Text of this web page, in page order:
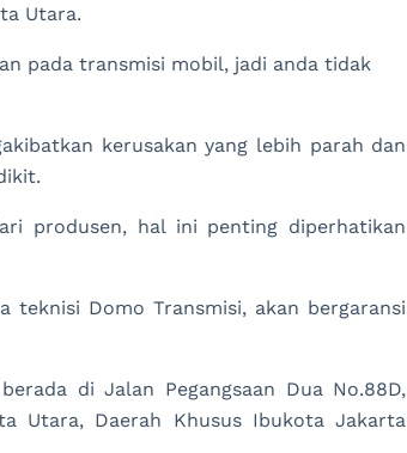
Utara.
pada transmisi mobil, jadi anda tidak
kerusakan yang lebih parah dan
produsen, hal ini penting diperhatikan
teknisi Domo Transmisi, akan bergaransi
di Jalan Pegangsaan Dua No.88D,
Utara, Daerah Khusus Ibukota Jakarta